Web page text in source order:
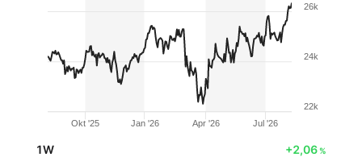
Okt '25 Jan '26 Apr '26 Jul '26
22k
24k
26k
1W +2,06%